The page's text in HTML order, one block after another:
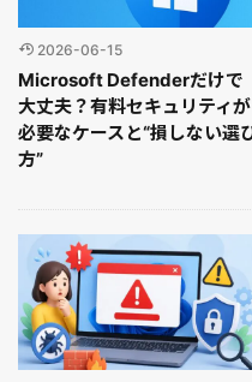
2026-06-15
Microsoft Defenderだけで
大丈夫？有料セキュリティが
必要なケースと“損しない選
方”